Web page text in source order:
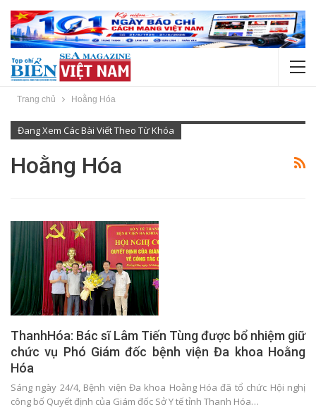
Trang chủ Hoằng Hóa
Đang Xem Các Bài Viết Theo Từ Khóa
Hoằng Hóa
ThanhHóa: Bác sĩ Lâm Tiến Tùng được bổ nhiệm giữ
chức vụ Phó Giám đốc bệnh viện Đa khoa Hoằng
Hóa
Sáng ngày 24/4, Bệnh viện Đa khoa Hoằng Hóa đã tổ chức Hội nghị
công bố Quyết định của Giám đốc Sở Y tế tỉnh Thanh Hóa…